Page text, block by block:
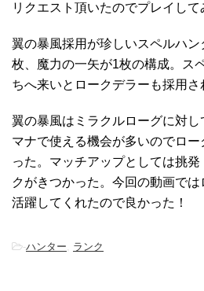
リクエスト頂いたのでプレイして
翼の暴風採用が珍しいスペルハ
枚、魔力の一矢が1枚の構成。ス
ちへ来いとロークデラーも採用さ
翼の暴風はミラクルローグに対
マナで使える機会が多いのでロ
った。マッチアップとしては挑
クがきつかった。今回の動画で
活躍してくれたので良かった！
-ハンター, ランク